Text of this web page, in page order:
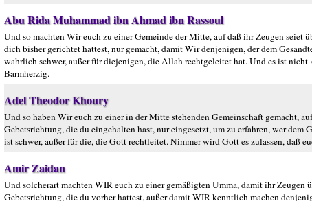
Abu Rida Muhammad ibn Ahmad ibn Rassoul
Und so machten Wir euch zu einer Gemeinde der Mitte, auf daß ihr Zeugen seiet
dich bisher gerichtet hattest, nur gemacht, damit Wir denjenigen, der dem
wahrlich schwer, außer für diejenigen, die Allah rechtgeleitet hat. Und es ist
Barmherzig.
Adel Theodor Khoury
Und so haben Wir euch zu einer in der Mitte stehenden Gemeinschaft gemacht,
Gebetsrichtung, die du eingehalten hast, nur eingesetzt, um zu erfahren, wer
ist schwer, außer für die, die Gott rechtleitet. Nimmer wird Gott es zulassen, daß
Amir Zaidan
Und solcherart machten WIR euch zu einer gemäßigten Umma, damit ihr
Gebetsrichtung, die du vorher hattest, außer damit WIR kenntlich machen